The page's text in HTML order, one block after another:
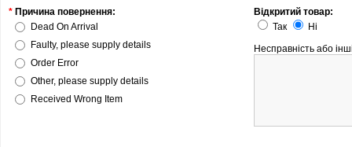
* Причина повернення:
Dead On Arrival
Faulty, please supply details
Order Error
Other, please supply details
Received Wrong Item
Відкритий товар:
Так
Ні
Несправність або